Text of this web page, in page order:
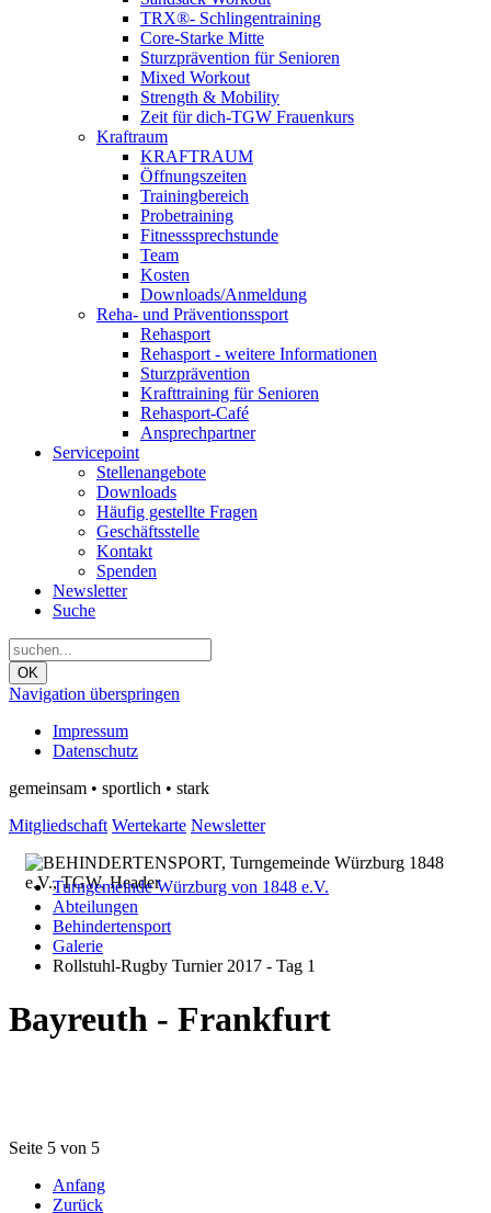
TRX®- Schlingentraining
Core-Starke Mitte
Sturzprävention für Senioren
Mixed Workout
Strength & Mobility
Zeit für dich-TGW Frauenkurs
Kraftraum
KRAFTRAUM
Öffnungszeiten
Trainingbereich
Probetraining
Fitnesssprechstunde
Team
Kosten
Downloads/Anmeldung
Reha- und Präventionssport
Rehasport
Rehasport - weitere Informationen
Sturzprävention
Krafttraining für Senioren
Rehasport-Café
Ansprechpartner
Servicepoint
Stellenangebote
Downloads
Häufig gestellte Fragen
Geschäftsstelle
Kontakt
Spenden
Newsletter
Suche
OK
Navigation überspringen
Impressum
Datenschutz
gemeinsam • sportlich • stark
Mitgliedschaft Wertekarte Newsletter
Turngemeinde Würzburg von 1848 e.V.
Abteilungen
Behindertensport
Galerie
Rollstuhl-Rugby Turnier 2017 - Tag 1
Bayreuth - Frankfurt
Seite 5 von 5
Anfang
Zurück